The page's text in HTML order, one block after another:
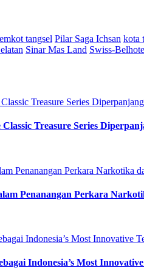
tangsel Pilar Saga Ichsan kota
Sinar Mas Land Swiss-
Treasure Series
Penanangan Perkara
Indonesia’s Most